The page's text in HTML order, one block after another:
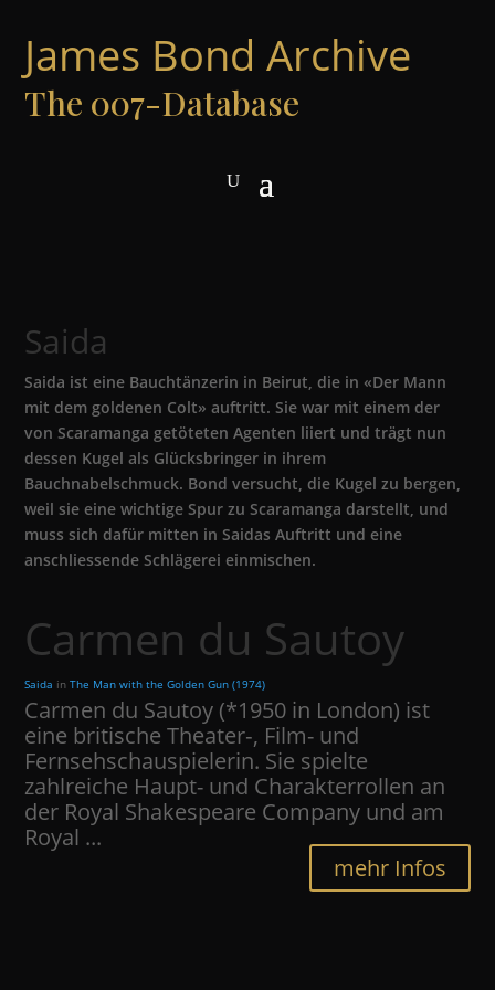
James Bond Archive
The 007-Database
Saida
Saida ist eine Bauchtänzerin in Beirut, die in «Der Mann
mit dem goldenen Colt» auftritt. Sie war mit einem der
von Scaramanga getöteten Agenten liiert und trägt nun
dessen Kugel als Glücksbringer in ihrem
Bauchnabelschmuck. Bond versucht, die Kugel zu bergen,
weil sie eine wichtige Spur zu Scaramanga darstellt, und
muss sich dafür mitten in Saidas Auftritt und eine
anschliessende Schlägerei einmischen.
Carmen du Sautoy
Saida inThe Man with the Golden Gun (1974)
Carmen du Sautoy (*1950 in London) ist
eine britische Theater‑, Film- und
Fernsehschauspielerin. Sie spielte
zahlreiche Haupt- und Charakterrollen an
der Royal Shakespeare Company und am
Royal ...
mehr Infos